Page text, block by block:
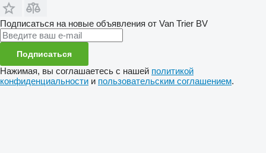
Подписаться на новые объявления от Van Trier BV
Подписаться
Нажимая, вы соглашаетесь с нашей политикой
конфиденциальности и пользовательским соглашением.